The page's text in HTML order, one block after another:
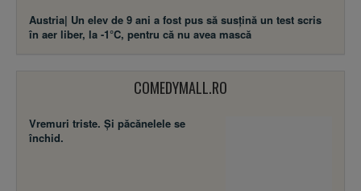
Austria| Un elev de 9 ani a fost pus să susţină un test scris
în aer liber, la -1°C, pentru că nu avea mască
COMEDYMALL.RO
Vremuri triste. Şi păcănelele se
închid.